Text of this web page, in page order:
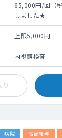
65,000円/回（
しました★
上限5,000円
内視鏡検査
り
病院 高額給与